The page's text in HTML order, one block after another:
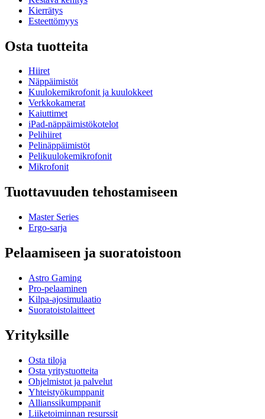
Kierrätys
Esteettömyys
Osta tuotteita
Hiiret
Näppäimistöt
Kuulokemikrofonit ja kuulokkeet
Verkkokamerat
Kaiuttimet
iPad-näppäimistökotelot
Pelihiiret
Pelinäppäimistöt
Pelikuulokemikrofonit
Mikrofonit
Tuottavuuden tehostamiseen
Master Series
Ergo-sarja
Pelaamiseen ja suoratoistoon
Astro Gaming
Pro-pelaaminen
Kilpa-ajosimulaatio
Suoratoistolaitteet
Yrityksille
Osta tiloja
Osta yritystuotteita
Ohjelmistot ja palvelut
Yhteistyökumppanit
Allianssikumppanit
Liiketoiminnan resurssit